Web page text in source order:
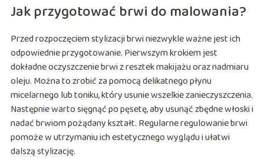
Jak przygotować brwi do malowania?
Przed rozpoczęciem stylizacji brwi niezwykle ważne jest ich
odpowiednie przygotowanie. Pierwszym krokiem jest
dokładne oczyszczenie brwi z resztek makijażu oraz nadmiaru
oleju. Można to zrobić za pomocą delikatnego płynu
micelarnego lub toniku, który usunie wszelkie zanieczyszczenia.
Następnie warto sięgnąć po pęsetę, aby usunąć zbędne włoski i
nadać brwiom pożądany kształt. Regularne regulowanie brwi
pomoże w utrzymaniu ich estetycznego wyglądu i ułatwi
dalszą stylizację.